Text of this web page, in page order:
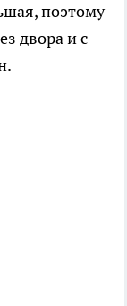
поэтому
двора и с